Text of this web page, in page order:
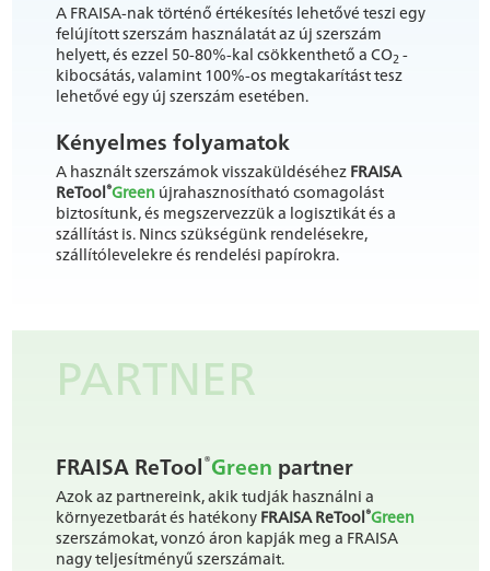
A FRAISA-nak történő értékesítés lehetővé teszi egy
felújított szerszám használatát az új szerszám
helyett, és ezzel 50-80%-kal csökkenthető a CO2 -
kibocsátás, valamint 100%-os megtakarítást tesz
lehetővé egy új szerszám esetében.
Kényelmes folyamatok
A használt szerszámok visszaküldéséhez FRAISA
ReTool®Green újrahasznosítható csomagolást
biztosítunk, és megszervezzük a logisztikát és a
szállítást is. Nincs szükségünk rendelésekre,
szállítólevelekre és rendelési papírokra.
PARTNER
FRAISA ReTool®Green partner
Azok az partnereink, akik tudják használni a
környezetbarát és hatékony FRAISA ReTool®Green
szerszámokat, vonzó áron kapják meg a FRAISA
nagy teljesítményű szerszámait.